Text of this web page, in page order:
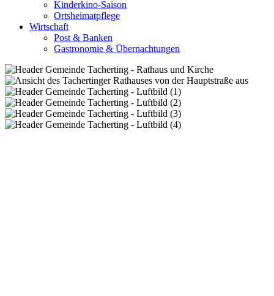
Kinderkino-Saison
Ortsheimatpflege
Wirtschaft
Post & Banken
Gastronomie & Übernachtungen